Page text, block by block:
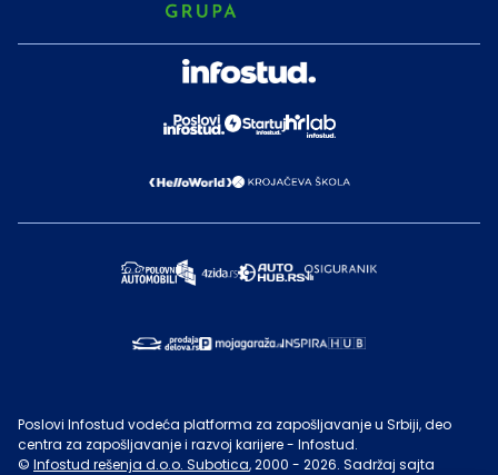
Poslovi Infostud vodeća platforma za zapošljavanje u Srbiji, deo
centra za zapošljavanje i razvoj karijere - Infostud.
© Infostud rešenja d.o.o. Subotica, 2000 - 2026. Sadržaj sajta